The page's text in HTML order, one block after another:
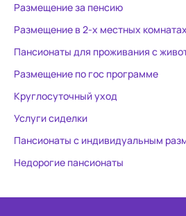
появились.. Берегите своих
близких!
Размещение за пенсию
Размещение в 2-х местных комнатах
Пансионаты для проживания с
Размещение по гос программе
Круглосуточный уход
Услуги сиделки
Пансионаты с индивидуальным
Недорогие пансионаты